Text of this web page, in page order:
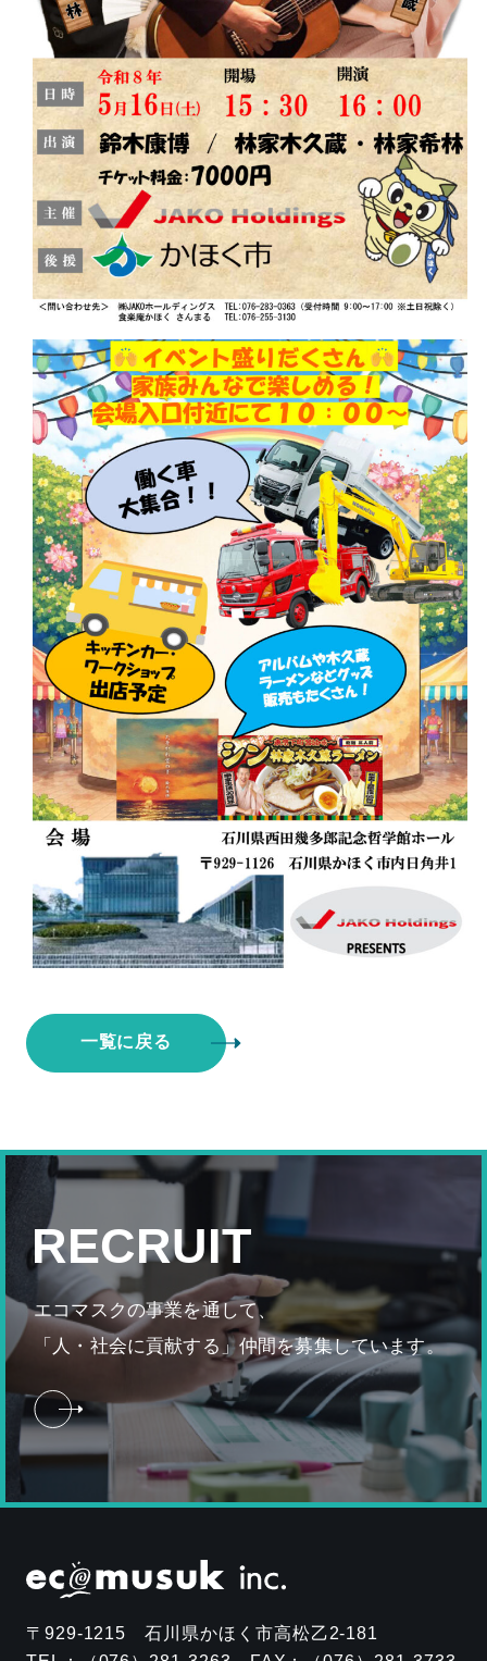
一覧に戻る
RECRUIT
エコマスクの事業を通して、
「 人・社会に貢献する」仲間を募集しています。
〒929-1215 石川県かほく市高松乙2-181